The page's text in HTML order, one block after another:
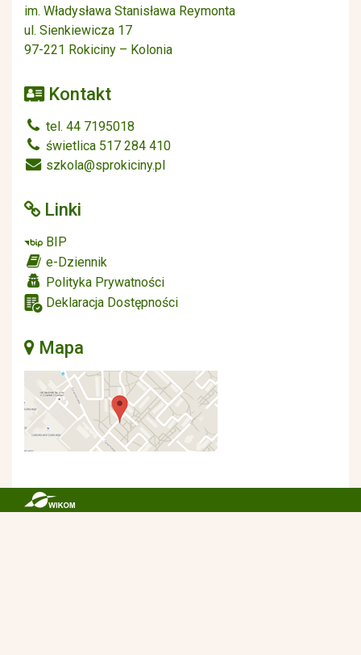
im. Władysława Stanisława Reymonta
ul. Sienkiewicza 17
97-221 Rokiciny – Kolonia
Kontakt
tel. 44 7195018
świetlica 517 284 410
szkola@sprokiciny.pl
Linki
BIP
e-Dziennik
Polityka Prywatności
Deklaracja Dostępności
Mapa